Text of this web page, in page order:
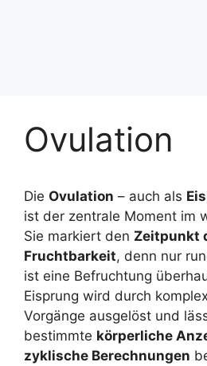
Ovulation
Die Ovulation – auch als
ist der zentrale Moment im
Sie markiert den Zeitpunkt
Fruchtbarkeit, denn nur
ist eine Befruchtung
Eisprung wird durch
Vorgänge ausgelöst und
bestimmte körperliche
zyklische Berechnungen